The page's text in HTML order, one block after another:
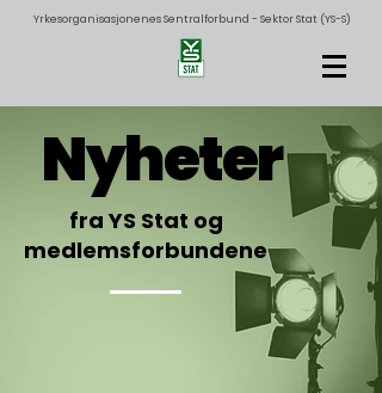
Yrkesorganisasjonenes Sentralforbund - Sektor Stat (YS-S)
Nyheter
fra YS Stat og
medlemsforbundene